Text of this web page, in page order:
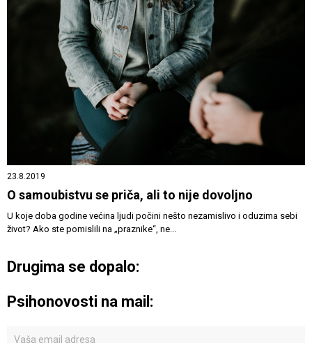
23.8.2019
O samoubistvu se priča, ali to nije dovoljno
U koje doba godine većina ljudi počini nešto nezamislivo i oduzima sebi
život? Ako ste pomislili na „praznike“, ne...
Drugima se dopalo:
Psihonovosti na mail: